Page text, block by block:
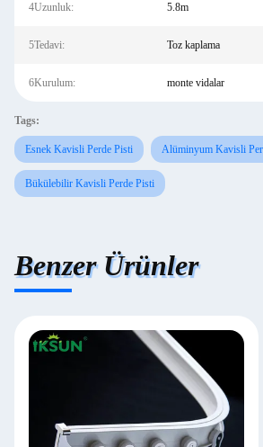
4Uzunluk: 5.8m
5Tedavi: Toz kaplama
6Kurulum: monte vidalar
Tags:
Esnek Kavisli Perde Pisti Alüminyum Kavisli
Bükülebilir Kavisli Perde Pisti
Benzer Ürünler